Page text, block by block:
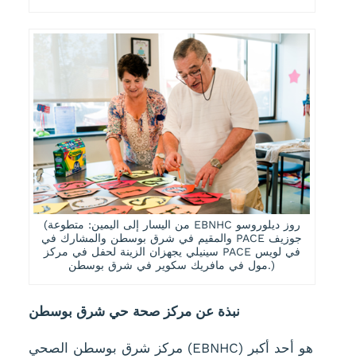
(من اليسار إلى اليمين: متطوعة EBNHC روز ديلوروسو
والمقيم في شرق بوسطن والمشارك في PACE جوزيف
سينيلي يجهزان الزينة لحفل في مركز PACE في لويس
مول في مافريك سكوير في شرق بوسطن.)
نبذة عن مركز صحة حي شرق بوسطن
مركز شرق بوسطن الصحي (EBNHC) هو أحد أكبر